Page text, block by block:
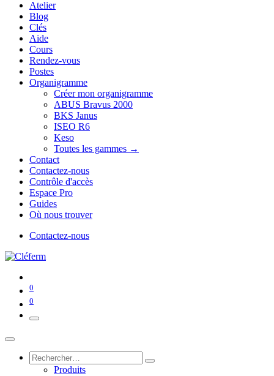
Atelier
Blog
Clés
Aide
Cours
Rendez-vous
Postes
Organigramme
Créer mon organigramme
ABUS Bravus 2000
BKS Janus
ISEO R6
Keso
Toutes les gammes →
Contact
Contactez-nous
Contrôle d'accès
Espace Pro
Guides
Où nous trouver
Contactez-nous
0
0
Produits